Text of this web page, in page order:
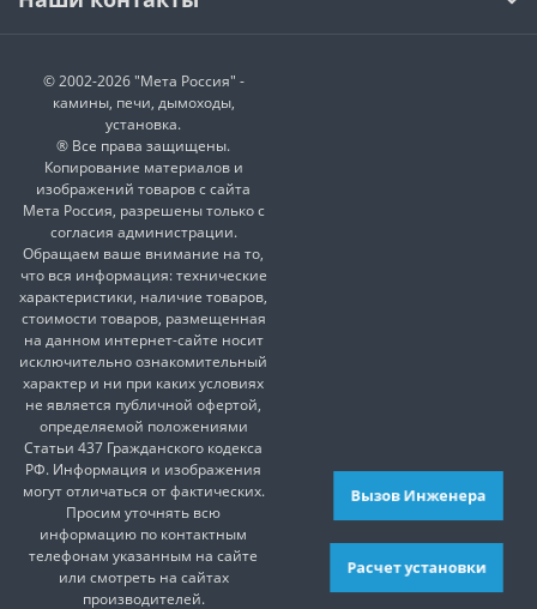
© 2002-2026 "Мета Россия" -
камины, печи, дымоходы,
установка.
® Все права защищены.
Копирование материалов и
изображений товаров с сайта
Мета Россия, разрешены только с
согласия администрации.
Обращаем ваше внимание на то,
что вся информация: технические
характеристики, наличие товаров,
стоимости товаров, размещенная
на данном интернет-сайте носит
исключительно ознакомительный
характер и ни при каких условиях
не является публичной офертой,
определяемой положениями
Статьи 437 Гражданского кодекса
РФ. Информация и изображения
могут отличаться от фактических.
Просим уточнять всю
информацию по контактным
телефонам указанным на сайте
или смотреть на сайтах
производителей.
Расчет установки
Вызов Инженера